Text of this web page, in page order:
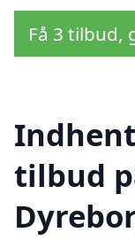
Få 3 tilbud,
tilbud